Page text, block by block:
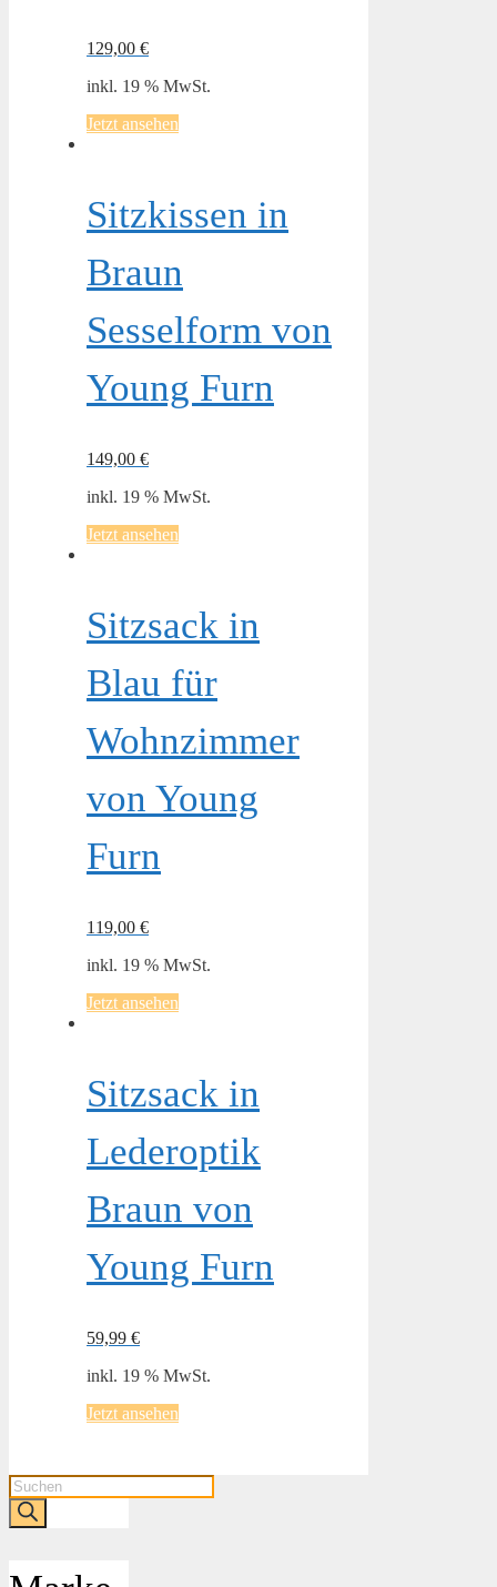
129,00 €
inkl. 19 % MwSt.
Jetzt ansehen
Sitzkissen in
Braun
Sesselform von
Young Furn
149,00 €
inkl. 19 % MwSt.
Jetzt ansehen
Sitzsack in
Blau für
Wohnzimmer
von Young
Furn
119,00 €
inkl. 19 % MwSt.
Jetzt ansehen
Sitzsack in
Lederoptik
Braun von
Young Furn
59,99 €
inkl. 19 % MwSt.
Jetzt ansehen
Products
search